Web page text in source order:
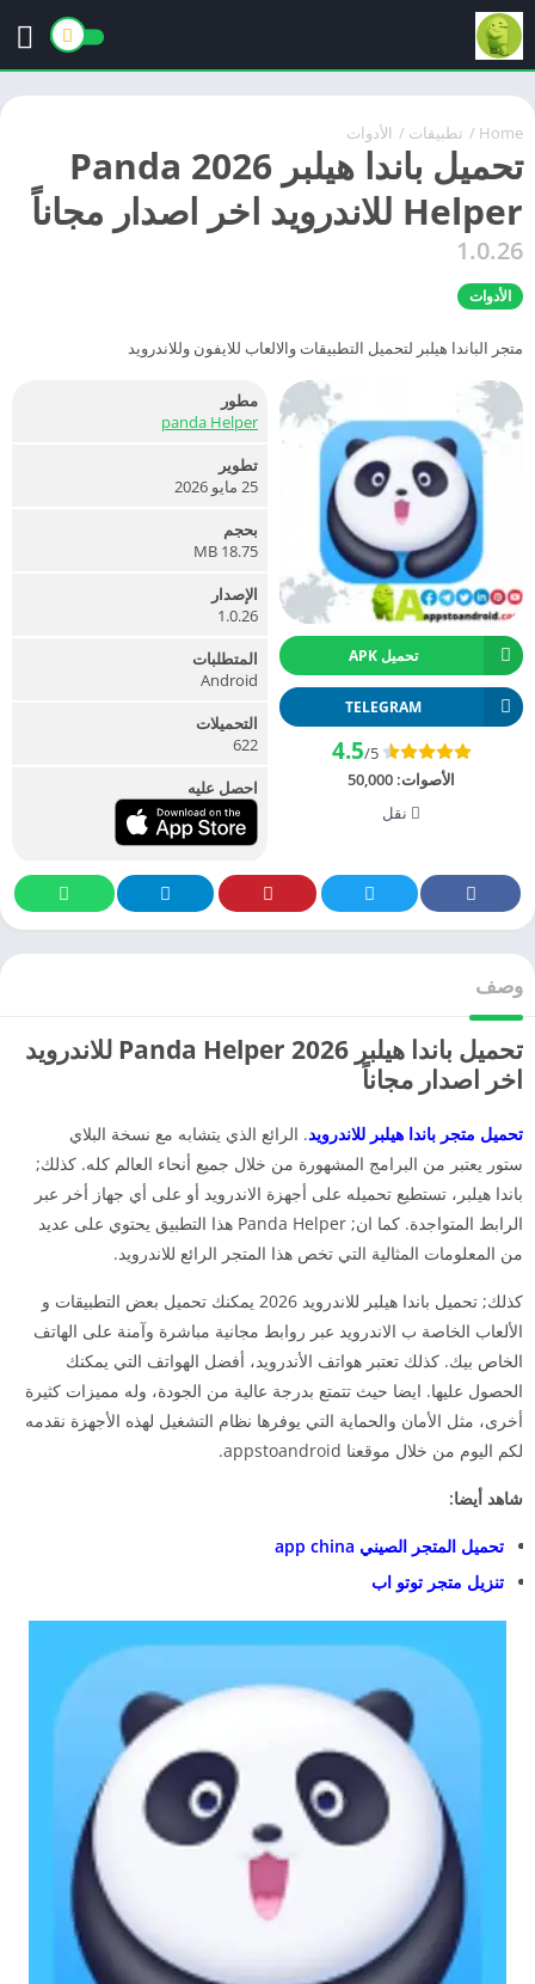
Home
/ تطبيقات / الأدوات
تحميل باندا هيلبر 2026 Panda
Helper للاندرويد اخر اصدار مجاناً
1.0.26
الأدوات
متجر الباندا هيلبر لتحميل التطبيقات والالعاب للايفون وللاندرويد
تحميل APK
TELEGRAM
4.5/5
الأصوات: 50,000
نقل
مطور
panda Helper
تطوير
25 مايو 2026
بحجم
18.75 MB
الإصدار
1.0.26
المتطلبات
Android
التحميلات
622
احصل عليه
وصف
تحميل باندا هيلبر 2026 Panda Helper للاندرويد
اخر اصدار مجاناً
تحميل متجر باندا هيلبر للاندرويد. الرائع الذي يتشابه مع نسخة البلاي
ستور يعتبر من البرامج المشهورة من خلال جميع أنحاء العالم كله. كذلك;
باندا هيلبر، تستطيع تحميله على أجهزة الاندرويد أو على أي جهاز أخر عبر
الرابط المتواجدة. كما ان; Panda Helper هذا التطبيق يحتوي على عديد
من المعلومات المثالية التي تخص هذا المتجر الرائع للاندرويد.
كذلك; تحميل باندا هيلبر للاندرويد 2026 يمكنك تحميل بعض التطبيقات و
الألعاب الخاصة ب الاندرويد عبر روابط مجانية مباشرة وآمنة على الهاتف
الخاص بيك. كذلك تعتبر هواتف الأندرويد، أفضل الهواتف التي يمكنك
الحصول عليها. ايضا حيث تتمتع بدرجة عالية من الجودة، وله مميزات كثيرة
أخرى، مثل الأمان والحماية التي يوفرها نظام التشغيل لهذه الأجهزة نقدمه
لكم اليوم من خلال موقعنا appstoandroid.
شاهد أيضا:
تحميل المتجر الصيني app china
تنزيل متجر توتو اب